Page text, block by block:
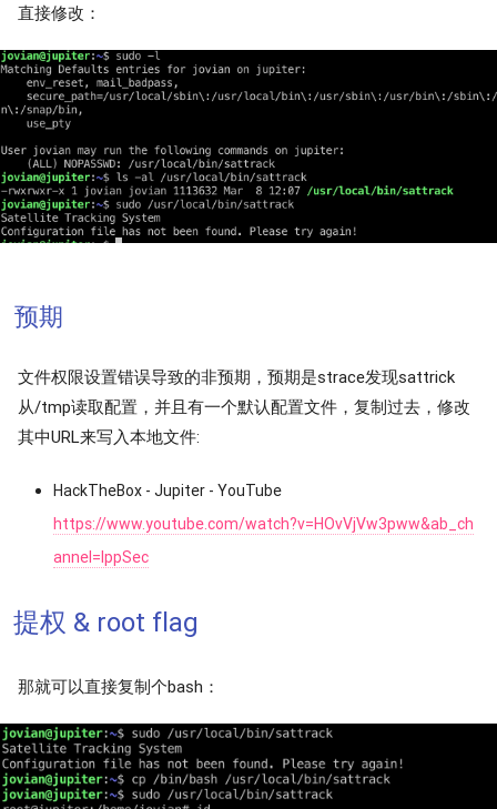
直接修改：
预期
文件权限设置错误导致的非预期，预期是strace发现sattrick
从/tmp读取配置，并且有一个默认配置文件，复制过去，修改
其中URL来写入本地文件:
HackTheBox - Jupiter - YouTube
https://www.youtube.com/watch?v=HOvVjVw3pww&ab_ch
annel=IppSec
提权 & root flag
那就可以直接复制个bash：